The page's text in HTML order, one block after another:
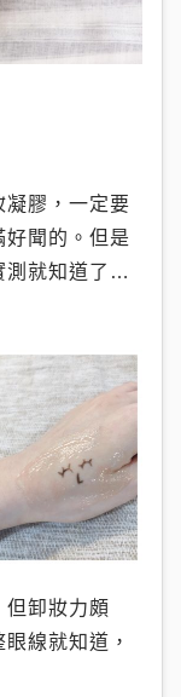
凝膠，一定要
聞的。但是
測就知道了…
但卸妝力頗
線就知道，